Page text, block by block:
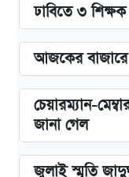
ঢাবিতে ৩
আজকের বাজারে
চেয়ারম্যান-
জানা গেল
জুলাই স্মৃতি